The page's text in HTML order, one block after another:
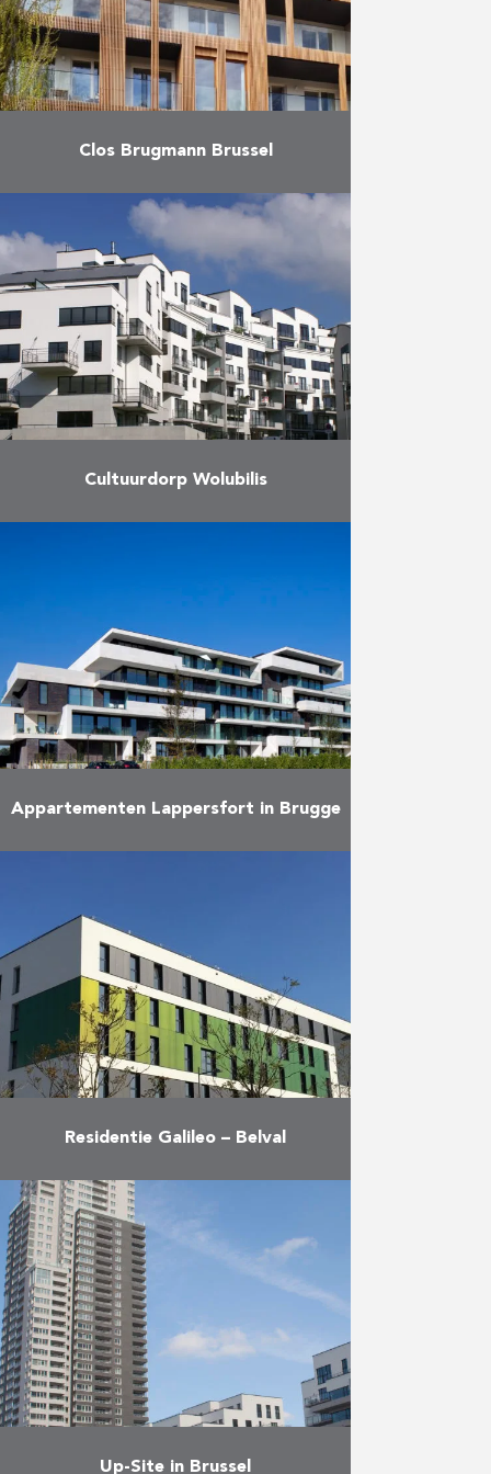
Meer
Clos Brugmann Brussel
Eiffage Development
transformeert een oud
kantoorgebouw in Sint-Gillis tot
luxe appartementen. Dit oude
kantoorgebouw, dat vanaf 2016
Clos Brugmaan heet, grenst aan
de hoofdzetel van …
Meer
Cultuurdorp Wolubilis
tegelijkertijd perfect overvloeit in
de omgeving. Eiffage
Development biedt een grote
verscheidenheid aan …
Meer
Appartementen Lappersfort in Brugge
parkeerplaatsen. Alle
appartementen beschikken over
zeer ruime terrassen en een mooie
uitkijk op …
Meer
Residentie Galileo – Belval
Perrard leverde in 2017 het
universitaire wooncomplex Galiléo
in Belval (Luxemburg) op, haar
eerste vastgoedproject.
Residentie Galiléo, ontworpen om
te voldoen aan de verwachtingen
van …
Up-Site in Brussel